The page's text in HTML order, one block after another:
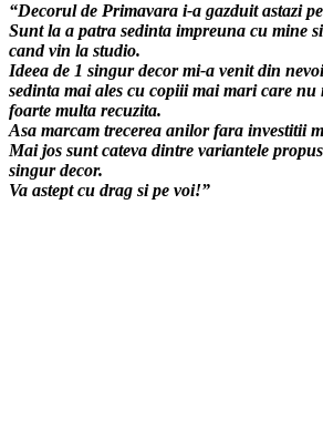
“Decorul de Primavara i-a gazduit astazi
Sunt la a patra sedinta impreuna cu mine
cand vin la studio.
Ideea de 1 singur decor mi-a venit din
sedinta mai ales cu copiii mai mari care nu
foarte multa recuzita.
Asa marcam trecerea anilor fara investitii
Mai jos sunt cateva dintre variantele
singur decor.
Va astept cu drag si pe voi!”